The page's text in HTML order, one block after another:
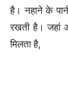
है। नहाने के
रखती है। जहां
मिलता है,